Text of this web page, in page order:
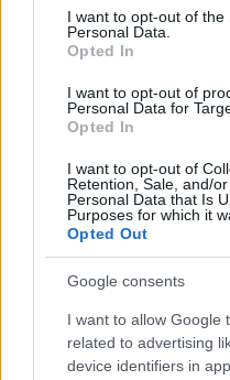
consent section.
I want to opt-out of the
Personal Data.
Opted In
I want to opt-out of
Personal Data for
Opted In
I want to opt-out of
Retention, Sale, and/
Personal Data that Is
Purposes for which it
Opted Out
Google consents
I want to allow Google
related to advertising
device identifiers in
West Side
plakát
Steven Spielbergúj
december 9-én